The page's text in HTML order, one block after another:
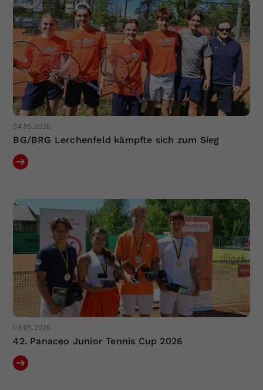
04.05.2026
BG/BRG Lerchenfeld kämpfte sich zum Sieg
03.05.2026
42. Panaceo Junior Tennis Cup 2026